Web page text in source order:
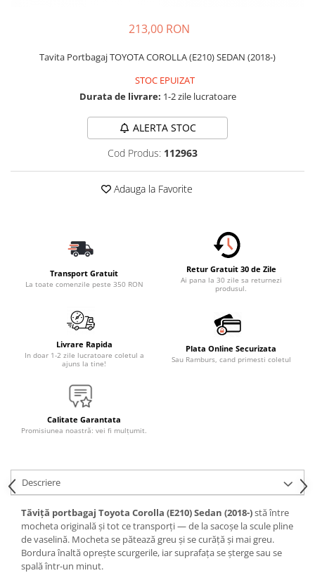
Inchidere Centralizata
Huse Scaune Auto
Tavite Portbagaj Dedicate
Covorase Auto/ Presuri Auto
Seturi Interior
Accesorii Siguranta Auto
Incarcatoare Auto
Accesorii pentru Roti si Anvelope
Organizatoare Auto
Iluminat Auto
Proiectoare
Piese Auto
Amortizoare Capota
Oglinzi
Pompa Spalator Parbriz
213,00 RON
Tavita Portbagaj TOYOTA COROLLA (E210) SEDAN (2018-)
STOC EPUIZAT
Durata de livrare: 1-2 zile lucratoare
ALERTA STOC
Cod Produs: 112963
Adauga la Favorite
Transport Gratuit
La toate comenzile peste 350 RON
Retur Gratuit 30 de Zile
Ai pana la 30 zile sa returnezi
produsul.
Livrare Rapida
In doar 1-2 zile lucratoare coletul a
ajuns la tine!
Plata Online Securizata
Sau Ramburs, cand primesti coletul
Calitate Garantata
Promisiunea noastră: vei fi mulțumit.
Descriere
Tăviță portbagaj Toyota Corolla (E210) Sedan (2018-)stă între
mocheta originală și tot ce transporți — de la sacoșe la scule pline
de vaselină. Mocheta se pătează greu și se curăță și mai greu.
Bordura înaltă oprește scurgerile, iar suprafața se șterge sau se
spală într-un minut.